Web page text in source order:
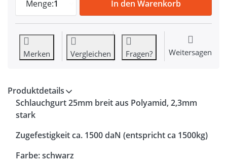
Menge:1 In den Warenkorb
Merken Vergleichen Fragen? Weitersagen
Produktdetails
Schlauchgurt 25mm breit aus Polyamid, 2,3mm
stark
Zugefestigkeit ca. 1500 daN (entspricht ca 1500kg)
Farbe: schwarz